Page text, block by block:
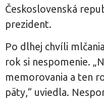
Československá
prezident.
Po dlhej chvíli
rok si nespomenie.
memorovania a ten
päty,“ uviedla.